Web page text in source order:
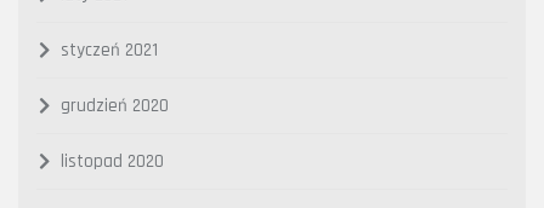
styczeń 2021
grudzień 2020
listopad 2020